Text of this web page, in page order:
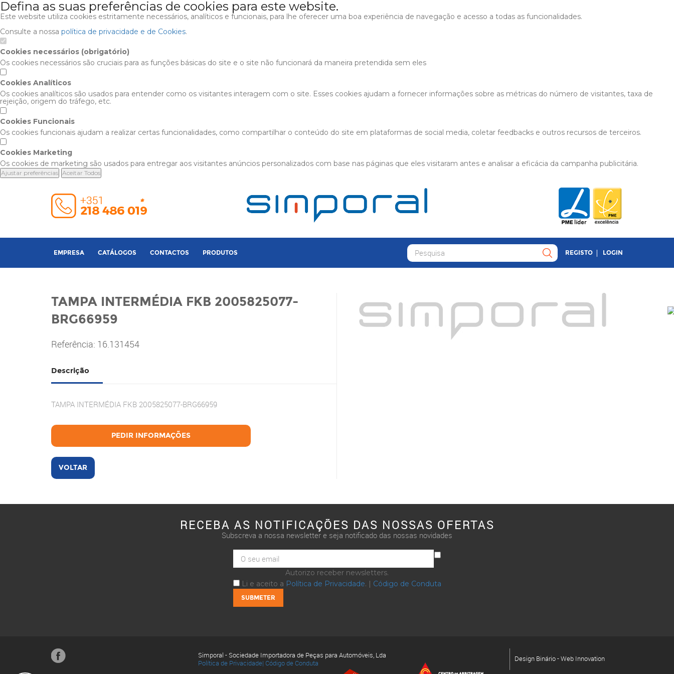
Defina as suas preferências de cookies para este website.
Este website utiliza cookies estritamente necessários, analíticos e funcionais, para lhe oferecer uma boa experiência de navegação e acesso a todas as funcionalidades.
Consulte a nossa política de privacidade e de Cookies.
Cookies necessários (obrigatório)
Os cookies necessários são cruciais para as funções básicas do site e o site não funcionará da maneira pretendida sem eles
Cookies Analíticos
Os cookies analíticos são usados para entender como os visitantes interagem com o site. Esses cookies ajudam a fornecer informações sobre as métricas do número de visitantes, taxa de
rejeição, origem do tráfego, etc.
Cookies Funcionais
Os cookies funcionais ajudam a realizar certas funcionalidades, como compartilhar o conteúdo do site em plataformas de social media, coletar feedbacks e outros recursos de terceiros.
Cookies Marketing
Os cookies de marketing são usados para entregar aos visitantes anúncios personalizados com base nas páginas que eles visitaram antes e analisar a eficácia da campanha publicitária.
Ajustar preferências Aceitar Todos
EMPRESA CATÁLOGOS CONTACTOS PRODUTOS REGISTO LOGIN
TAMPA INTERMÉDIA FKB 2005825077-
BRG66959
Referência: 16.131454
Descrição
TAMPA INTERMÉDIA FKB 2005825077-BRG66959
PEDIR INFORMAÇÕES
VOLTAR
RECEBA AS NOTIFICAÇÕES DAS NOSSAS OFERTAS
Subscreva a nossa newsletter e seja notificado das nossas novidades
Autorizo receber newsletters.
Li e aceito a Política de Privacidade. | Código de Conduta
Simporal - Sociedade Importadora de Peças para Automóveis, Lda
Política de Privacidade| Código de Conduta Design Binário - Web Innovation